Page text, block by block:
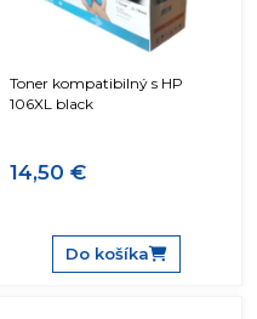
Toner kompatibilný s HP
106XL black
14,50 €
Do košíka